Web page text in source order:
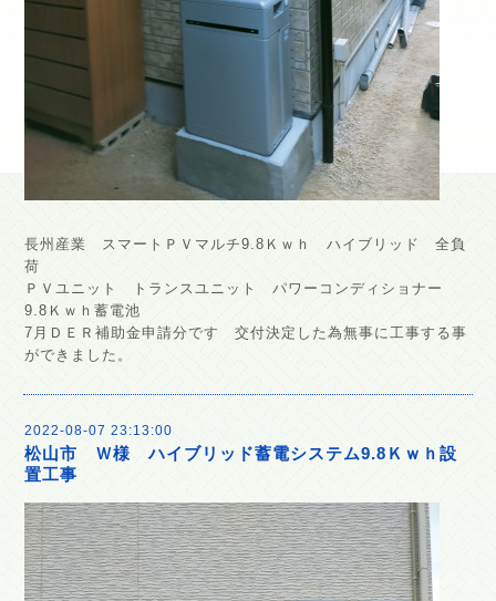
長州産業 スマートＰＶマルチ9.8Ｋｗｈ ハイブリッド 全負
荷
ＰＶユニット トランスユニット パワーコンディショナー
9.8Ｋｗｈ蓄電池
7月ＤＥＲ補助金申請分です 交付決定した為無事に工事する事
ができました。
2022-08-07 23:13:00
松山市 Ｗ様 ハイブリッド蓄電システム9.8Ｋｗｈ設
置工事